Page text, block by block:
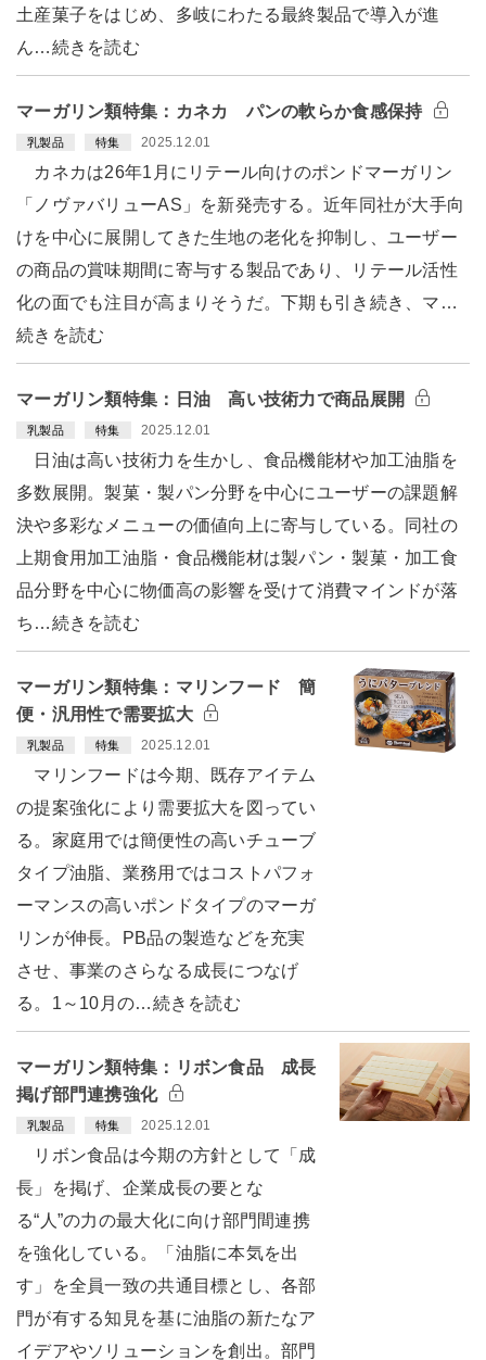
土産菓子をはじめ、多岐にわたる最終製品で導入が進
ん…続きを読む
マーガリン類特集：カネカ パンの軟らか食感保持
乳製品 特集 2025.12.01
カネカは26年1月にリテール向けのポンドマーガリン
「ノヴァバリューAS」を新発売する。近年同社が大手向
けを中心に展開してきた生地の老化を抑制し、ユーザー
の商品の賞味期間に寄与する製品であり、リテール活性
化の面でも注目が高まりそうだ。下期も引き続き、マ…
続きを読む
マーガリン類特集：日油 高い技術力で商品展開
乳製品 特集 2025.12.01
日油は高い技術力を生かし、食品機能材や加工油脂を
多数展開。製菓・製パン分野を中心にユーザーの課題解
決や多彩なメニューの価値向上に寄与している。同社の
上期食用加工油脂・食品機能材は製パン・製菓・加工食
品分野を中心に物価高の影響を受けて消費マインドが落
ち…続きを読む
マーガリン類特集：マリンフード 簡
便・汎用性で需要拡大
乳製品 特集 2025.12.01
マリンフードは今期、既存アイテム
の提案強化により需要拡大を図ってい
る。家庭用では簡便性の高いチューブ
タイプ油脂、業務用ではコストパフォ
ーマンスの高いポンドタイプのマーガ
リンが伸長。PB品の製造などを充実
させ、事業のさらなる成長につなげ
る。1～10月の…続きを読む
マーガリン類特集：リボン食品 成長
掲げ部門連携強化
乳製品 特集 2025.12.01
リボン食品は今期の方針として「成
長」を掲げ、企業成長の要とな
る“人”の力の最大化に向け部門間連携
を強化している。「油脂に本気を出
す」を全員一致の共通目標とし、各部
門が有する知見を基に油脂の新たなア
イデアやソリューションを創出。部門